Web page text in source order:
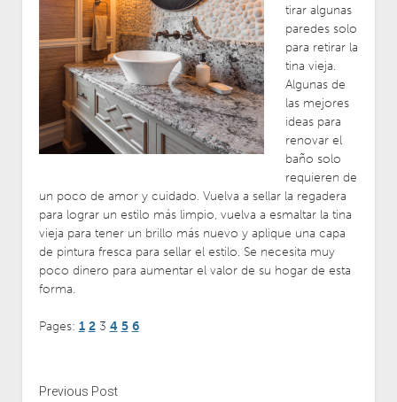
tirar algunas
paredes solo
para retirar la
tina vieja.
Algunas de
las mejores
ideas para
renovar el
baño solo
requieren de
un poco de amor y cuidado. Vuelva a sellar la regadera
para lograr un estilo más limpio, vuelva a esmaltar la tina
vieja para tener un brillo más nuevo y aplique una capa
de pintura fresca para sellar el estilo. Se necesita muy
poco dinero para aumentar el valor de su hogar de esta
forma.
Pages: 1 2 3 4 5 6
Previous Post